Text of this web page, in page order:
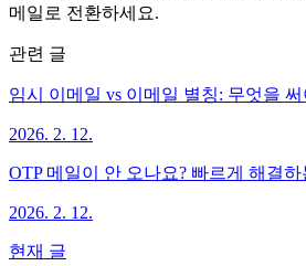
메일로 전환하세요.
관련 글
임시 이메일 vs 이메일 별칭: 무엇을
2026. 2. 12.
OTP 메일이 안 오나요? 빠르게 해결하
2026. 2. 12.
현재 글